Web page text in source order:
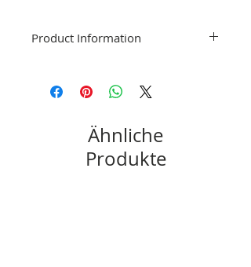
Product Information
part.
Ähnliche
Produkte